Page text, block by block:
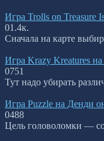
Игра Trolls on Treasure
01.4к.
Сначала на карте
Игра Krazy Kreatures
0751
Тут надо убирать
Игра Puzzle на Денди
0488
Цель головоломки —